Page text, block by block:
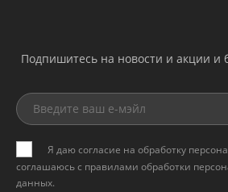
Подпишитесь на новости и акции и
Я даю согласие на обработку
соглашаюсь с правилами обработки
данных.